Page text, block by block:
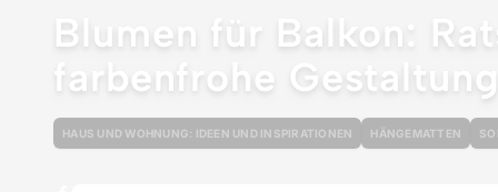
Blumen für Balkon:
farbenfrohe Gestaltung
HAUS UND WOHNUNG: IDEEN UND INSPIRATIONEN HÄNGEMATTEN